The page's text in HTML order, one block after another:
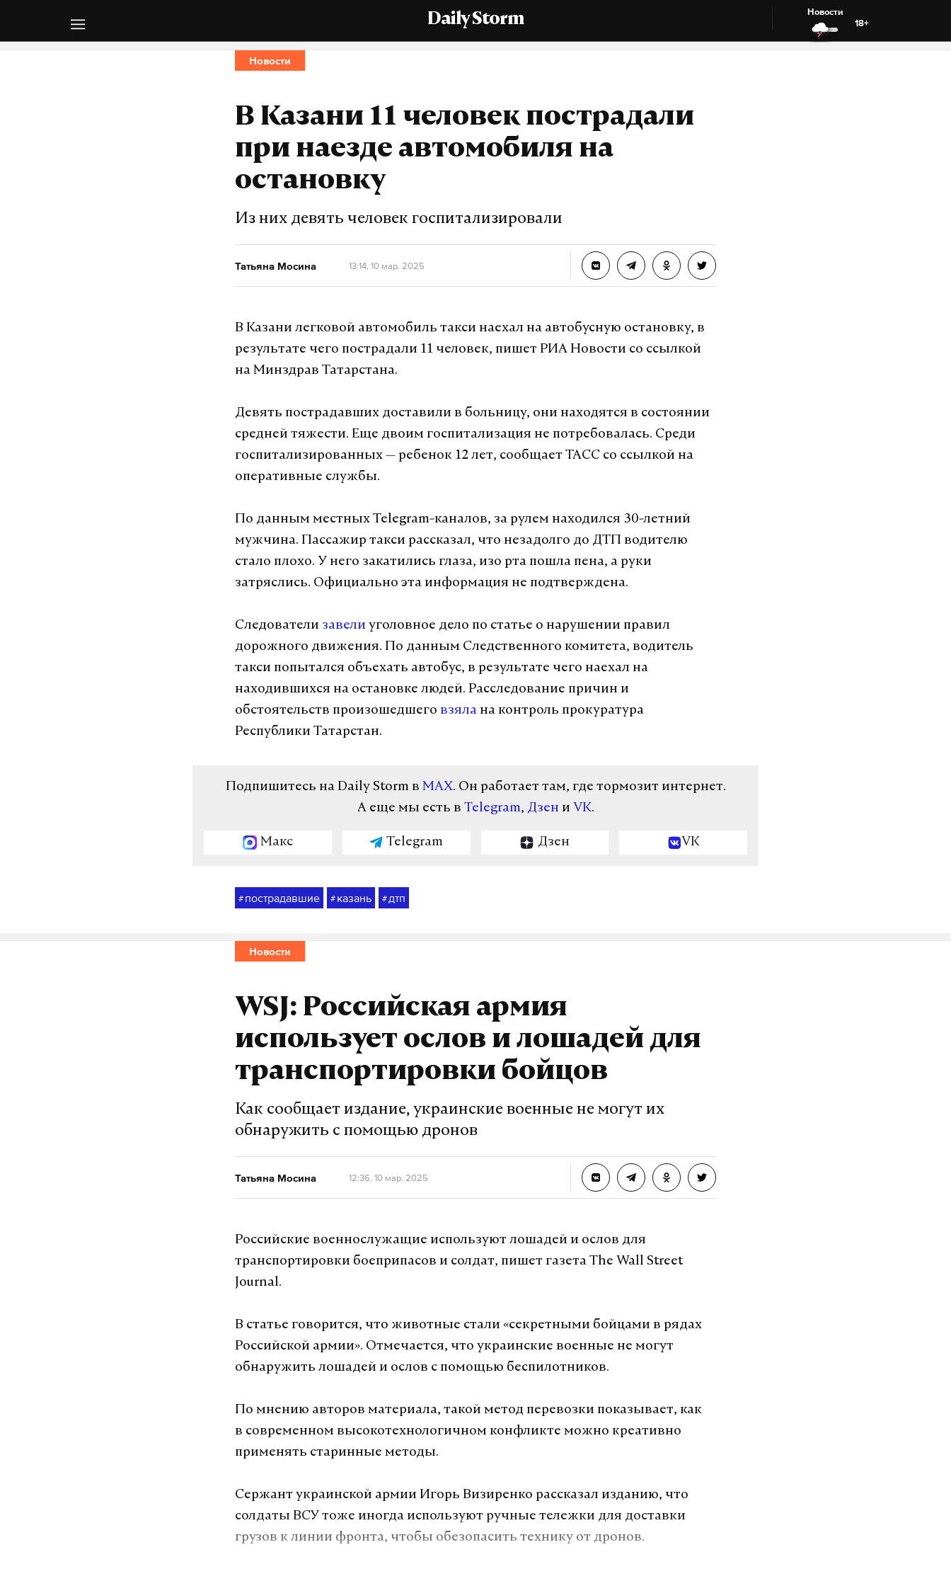
Daily Storm
Новости
18+
Новости
В Казани 11 человек пострадали
при наезде автомобиля на
остановку
Из них девять человек госпитализировали
Татьяна Мосина 13:14, 10 мар. 2025
В Казани легковой автомобиль такси наехал на автобусную остановку, в
результате чего пострадали 11 человек, пишет РИА Новости со ссылкой
на Минздрав Татарстана.
Девять пострадавших доставили в больницу, они находятся в состоянии
средней тяжести. Еще двоим госпитализация не потребовалась. Среди
госпитализированных — ребенок 12 лет, сообщает ТАСС со ссылкой на
оперативные службы.
По данным местных Telegram-каналов, за рулем находился 30-летний
мужчина. Пассажир такси рассказал, что незадолго до ДТП водителю
стало плохо. У него закатились глаза, изо рта пошла пена, а руки
затряслись. Официально эта информация не подтверждена.
Следователи завели уголовное дело по статье о нарушении правил
дорожного движения. По данным Следственного комитета, водитель
такси попытался объехать автобус, в результате чего наехал на
находившихся на остановке людей. Расследование причин и
обстоятельств произошедшего взяла на контроль прокуратура
Республики Татарстан.
Подпишитесь на Daily Storm в MAX. Он работает там, где тормозит интернет.
А еще мы есть в Telegram, Дзен и VK.
Макс Telegram Дзен VK
# пострадавшие # казань # дтп
Новости
WSJ: Российская армия
использует ослов и лошадей для
транспортировки бойцов
Как сообщает издание, украинские военные не могут их
обнаружить с помощью дронов
Татьяна Мосина 12:36, 10 мар. 2025
Российские военнослужащие используют лошадей и ослов для
транспортировки боеприпасов и солдат, пишет газета The Wall Street
Journal.
В статье говорится, что животные стали «секретными бойцами в рядах
Российской армии». Отмечается, что украинские военные не могут
обнаружить лошадей и ослов с помощью беспилотников.
По мнению авторов материала, такой метод перевозки показывает, как
в современном высокотехнологичном конфликте можно креативно
применять старинные методы.
Сержант украинской армии Игорь Визиренко рассказал изданию, что
солдаты ВСУ тоже иногда используют ручные тележки для доставки
грузов к линии фронта, чтобы обезопасить технику от дронов.